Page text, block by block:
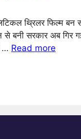
थ्रिलर फिल्म बन
से बनी सरकार अब गिर
… Read more